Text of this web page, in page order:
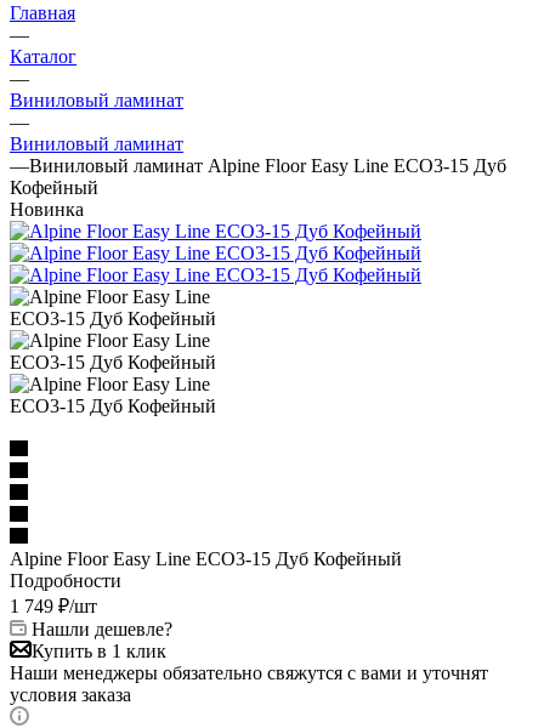
Главная
—
Каталог
—
Виниловый ламинат
—
Виниловый ламинат
—Виниловый ламинат Alpine Floor Easy Line ECO3-15 Дуб
Кофейный
Новинка
Alpine Floor Easy Line ECO3-15 Дуб Кофейный
Подробности
1 749 ₽/шт
Нашли дешевле?
Купить в 1 клик
Наши менеджеры обязательно свяжутся с вами и уточнят
условия заказа